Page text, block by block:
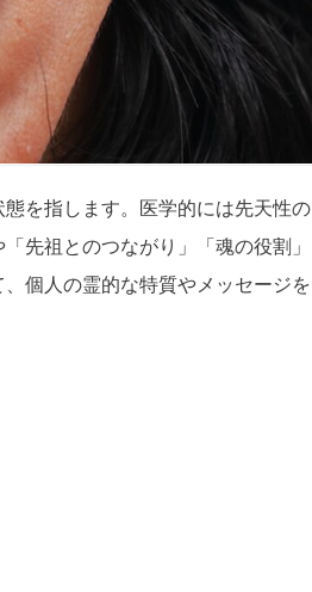
を指します。医学的には先天性の
先祖とのつながり」「魂の役割」
個人の霊的な特質やメッセージを